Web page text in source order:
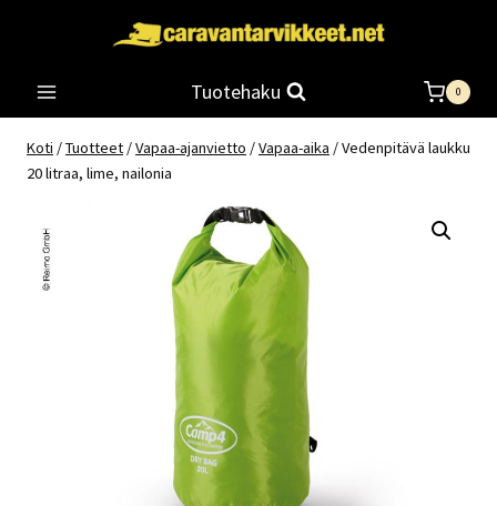
Tuotehaku 0
Koti /Tuotteet /Vapaa-ajanvietto /Vapaa-aika /Vedenpitävä laukku
20 litraa, lime, nailonia